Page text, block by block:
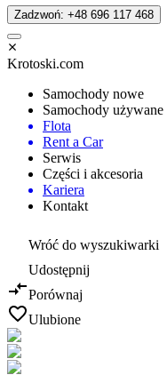
Zadzwoń: +48 696 117 468
Krotoski.com
Samochody nowe
Samochody używane
Flota
Rent a Car
Serwis
Części i akcesoria
Kariera
Kontakt
Wróć do wyszukiwarki
Udostępnij
Porównaj
Ulubione